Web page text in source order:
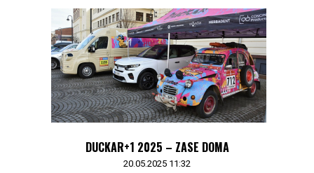
DUCKAR+1 2025 – ZASE DOMA
20.05.2025 11:32